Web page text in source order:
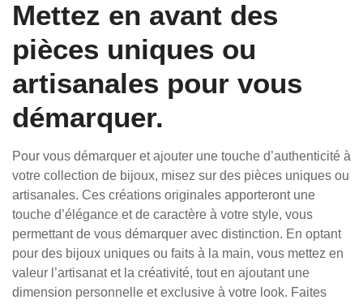
Mettez en avant des
pièces uniques ou
artisanales pour vous
démarquer.
Pour vous démarquer et ajouter une touche d’authenticité à
votre collection de bijoux, misez sur des pièces uniques ou
artisanales. Ces créations originales apporteront une
touche d’élégance et de caractère à votre style, vous
permettant de vous démarquer avec distinction. En optant
pour des bijoux uniques ou faits à la main, vous mettez en
valeur l’artisanat et la créativité, tout en ajoutant une
dimension personnelle et exclusive à votre look. Faites